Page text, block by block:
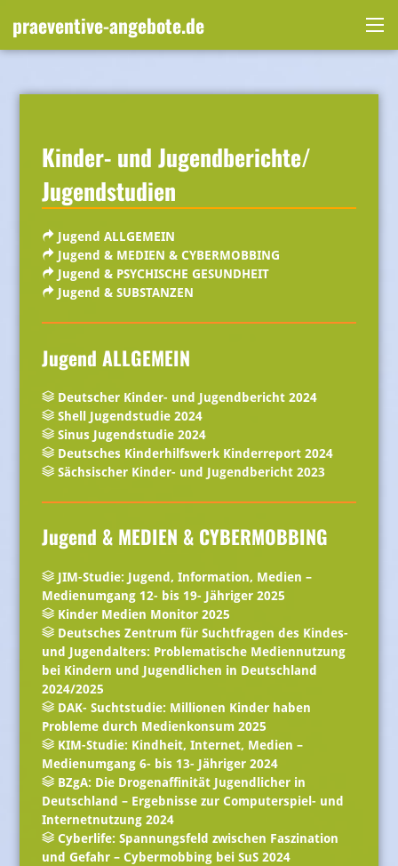
praeventive-angebote.de
Kinder- und Jugendberichte/
Jugendstudien
Jugend ALLGEMEIN
Jugend & MEDIEN & CYBERMOBBING
Jugend & PSYCHISCHE GESUNDHEIT
Jugend & SUBSTANZEN
Jugend ALLGEMEIN
Deutscher Kinder- und Jugendbericht 2024
Shell Jugendstudie 2024
Sinus Jugendstudie 2024
Deutsches Kinderhilfswerk Kinderreport 2024
Sächsischer Kinder- und Jugendbericht 2023
Jugend & MEDIEN & CYBERMOBBING
JIM-Studie: Jugend, Information, Medien –
Medienumgang 12- bis 19- Jähriger 2025
Kinder Medien Monitor 2025
Deutsches Zentrum für Suchtfragen des Kindes-
und Jugendalters: Problematische Mediennutzung
bei Kindern und Jugendlichen in Deutschland
2024/2025
DAK- Suchtstudie: Millionen Kinder haben
Probleme durch Medienkonsum 2025
KIM-Studie: Kindheit, Internet, Medien –
Medienumgang 6- bis 13- Jähriger 2024
BZgA: Die Drogenaffinität Jugendlicher in
Deutschland – Ergebnisse zur Computerspiel- und
Internetnutzung 2024
Cyberlife: Spannungsfeld zwischen Faszination
und Gefahr – Cybermobbing bei SuS 2024